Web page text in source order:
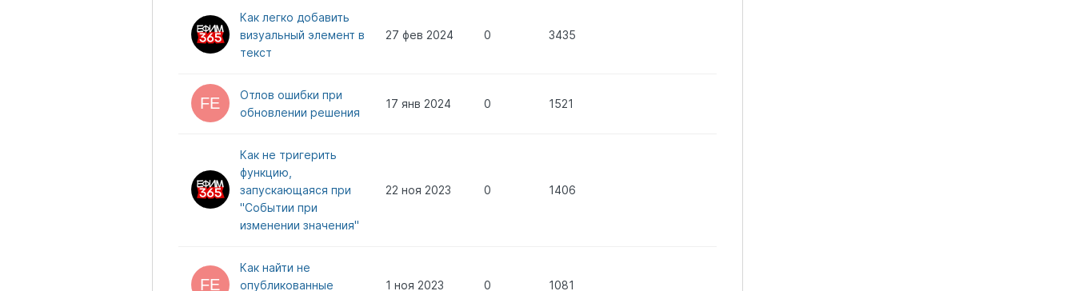
Как легко добавить
визуальный элемент в
текст
27 фев 2024 0 3435
Отлов ошибки при
обновлении решения
17 янв 2024 0 1521
Как не тригерить
функцию,
запускающаяся при
"Событии при
изменении значения"
22 ноя 2023 0 1406
Как найти не
опубликованные
1 ноя 2023 0 1081